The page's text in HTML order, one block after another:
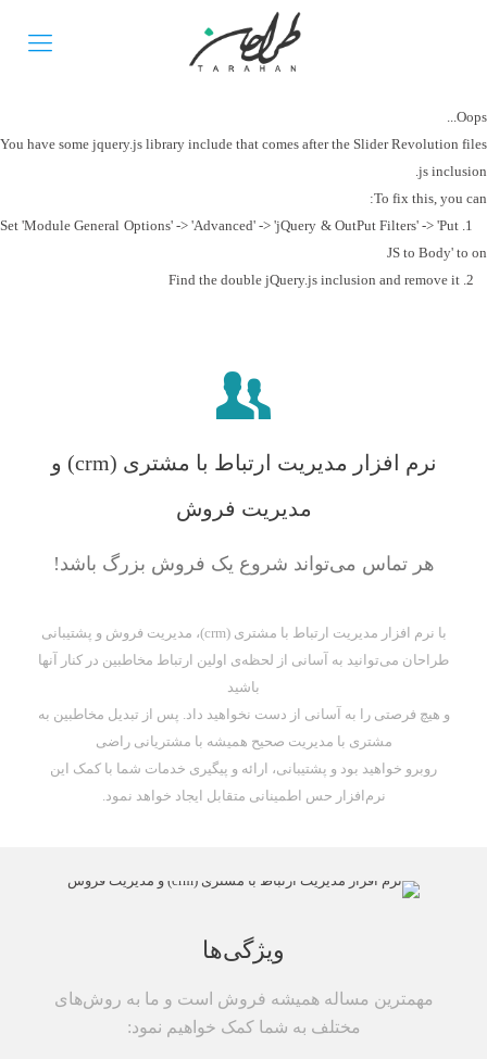
Oops...
You have some jquery.js library include that comes after the Slider Revolution files
js inclusion.
To fix this, you can:
1. Set 'Module General Options' -> 'Advanced' -> 'jQuery & OutPut Filters' -> 'Put
JS to Body' to on
نرم افزار مدیریت ارتباط با مشتری (crm) و
مدیریت فروش
هر تماس می‌تواند شروع یک فروش بزرگ باشد!
با نرم افزار مدیریت ارتباط با مشتری (crm)، مدیریت فروش و پشتیبانی
طراحان می‌توانید به آسانی از لحظه‌ی اولین ارتباط مخاطبین در کنار آنها
باشید
و هیچ فرصتی را به آسانی از دست نخواهید داد. پس از تبدیل مخاطبین به
مشتری با مدیریت صحیح همیشه با مشتریانی راضی
روبرو خواهید بود و پشتیبانی، ارائه و پیگیری خدمات شما با کمک این
نرم‌افزار حس اطمینانی متقابل ایجاد خواهد نمود.
ویژگی‌ها
مهمترین مساله همیشه فروش است و ما به روش‌های
مختلف به شما کمک خواهیم نمود: